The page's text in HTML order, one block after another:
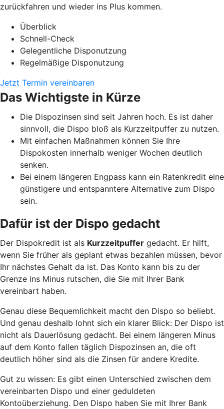
zurückfahren und wieder ins Plus kommen.
Überblick
Schnell-Check
Gelegentliche Disponutzung
Regelmäßige Disponutzung
Jetzt Termin vereinbaren
Das Wichtigste in Kürze
Die Dispozinsen sind seit Jahren hoch. Es ist daher
sinnvoll, die Dispo bloß als Kurzzeitpuffer zu nutzen.
Mit einfachen Maßnahmen können Sie Ihre
Dispokosten innerhalb weniger Wochen deutlich
senken.
Bei einem längeren Engpass kann ein Ratenkredit eine
günstigere und entspanntere Alternative zum Dispo
sein.
Dafür ist der Dispo gedacht
Der Dispokredit ist als Kurzzeitpuffer gedacht. Er hilft,
wenn Sie früher als geplant etwas bezahlen müssen, bevor
Ihr nächstes Gehalt da ist. Das Konto kann bis zu der
Grenze ins Minus rutschen, die Sie mit Ihrer Bank
vereinbart haben.
Genau diese Bequemlichkeit macht den Dispo so beliebt.
Und genau deshalb lohnt sich ein klarer Blick: Der Dispo ist
nicht als Dauerlösung gedacht. Bei einem längeren Minus
auf dem Konto fallen täglich Dispozinsen an, die oft
deutlich höher sind als die Zinsen für andere Kredite.
Gut zu wissen: Es gibt einen Unterschied zwischen dem
vereinbarten Dispo und einer geduldeten
Kontoüberziehung. Den Dispo haben Sie mit Ihrer Bank